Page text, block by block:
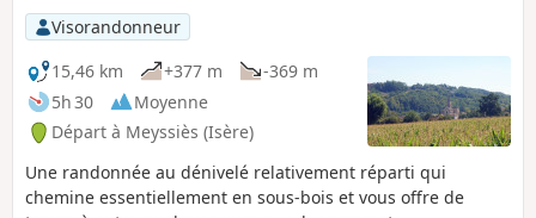
Visorandonneur
15,46 km
+377 m
-369 m
5h 30
Moyenne
Départ à Meyssiès (Isère)
Une randonnée au dénivelé relativement réparti qui
chemine essentiellement en sous-bois et vous offre de